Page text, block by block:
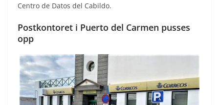
Centro de Datos del Cabildo.
Postkontoret i Puerto del Carmen pusses
opp